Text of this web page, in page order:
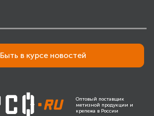
Быть в курсе новостей
Оптовый поставщик
метизной продукции и
крепежа в России